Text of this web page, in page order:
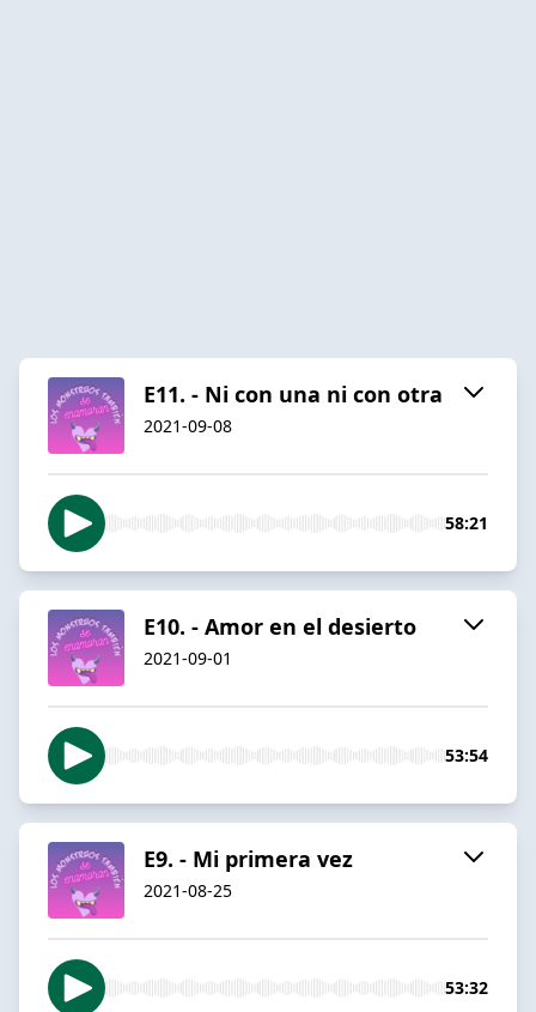
E11. - Ni con una ni con otra
2021-09-08
58:21
E10. - Amor en el desierto
2021-09-01
53:54
E9. - Mi primera vez
2021-08-25
53:32